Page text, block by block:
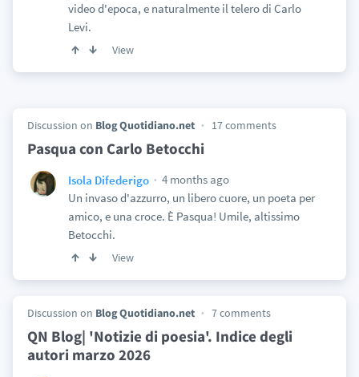
video d'epoca, e naturalmente il telero di Carlo
Levi.
View
Discussion on Blog Quotidiano.net 17 comments
Pasqua con Carlo Betocchi
Isola Difederigo
4 months ago
Un invaso d'azzurro, un libero cuore, un poeta per
amico, e una croce. È Pasqua! Umile, altissimo
Betocchi.
View
Discussion on Blog Quotidiano.net 7 comments
QN Blog| 'Notizie di poesia'. Indice degli
autori marzo 2026